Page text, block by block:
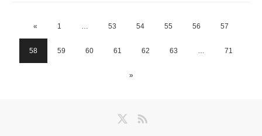
« 1 … 53 54 55 56 57
58 59 60 61 62 63 … 71
»